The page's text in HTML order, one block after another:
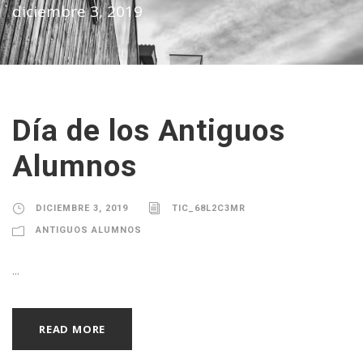
diciembre 3, 2019
Día de los Antiguos
Alumnos
DICIEMBRE 3, 2019 TIC_68L2C3MR
ANTIGUOS ALUMNOS
...
READ MORE